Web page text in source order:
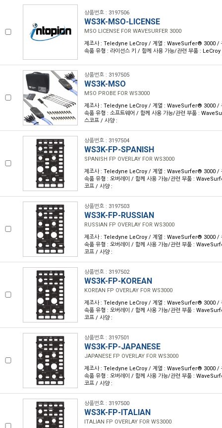
상품번호 : 3197506
WS3K-MSO-LICENSE
MSO LICENSE FOR WAVESURFER 3000
제조사 : Teledyne LeCroy / 계열 : WaveSurfer® 3000 /
속품 유형 : 라이선스 키 / 함께 사용 가능/관련 부품 :
상품번호 : 3197505
WS3K-MSO
MSO PROBE FOR WS3000
제조사 : Teledyne LeCroy / 계열 : WaveSurfer® 3000 /
속품 유형 : 소프트웨어 / 함께 사용 가능/관련 부품 :
스코프 / 사양 :
상품번호 : 3197504
WS3K-FP-SPANISH
SPANISH FP OVERLAY FOR WS3000
제조사 : Teledyne LeCroy / 계열 : WaveSurfer® 3000 /
속품 유형 : 오버레이 / 함께 사용 가능/관련 부품 :
코프 / 사양 :
상품번호 : 3197503
WS3K-FP-RUSSIAN
RUSSIAN FP OVERLAY FOR WS3000
제조사 : Teledyne LeCroy / 계열 : WaveSurfer® 3000 /
속품 유형 : 오버레이 / 함께 사용 가능/관련 부품 :
코프 / 사양 :
상품번호 : 3197502
WS3K-FP-KOREAN
KOREAN FP OVERLAY FOR WS3000
제조사 : Teledyne LeCroy / 계열 : WaveSurfer® 3000 /
속품 유형 : 오버레이 / 함께 사용 가능/관련 부품 :
코프 / 사양 :
상품번호 : 3197501
WS3K-FP-JAPANESE
JAPANESE FP OVERLAY FOR WS3000
제조사 : Teledyne LeCroy / 계열 : WaveSurfer® 3000 /
속품 유형 : 오버레이 / 함께 사용 가능/관련 부품 :
코프 / 사양 :
상품번호 : 3197500
WS3K-FP-ITALIAN
ITALIAN FP OVERLAY FOR WS3000